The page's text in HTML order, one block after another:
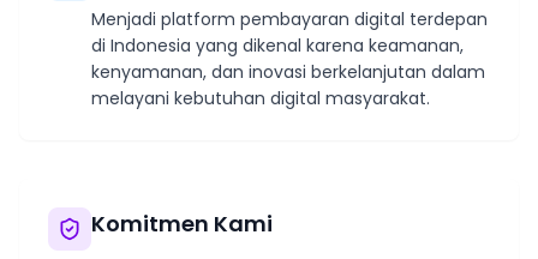
Menjadi platform pembayaran digital terdepan
di Indonesia yang dikenal karena keamanan,
kenyamanan, dan inovasi berkelanjutan dalam
melayani kebutuhan digital masyarakat.
Komitmen Kami